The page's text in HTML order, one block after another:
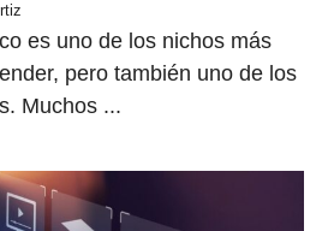
es uno de los nichos más
pero también uno de los
Muchos ...